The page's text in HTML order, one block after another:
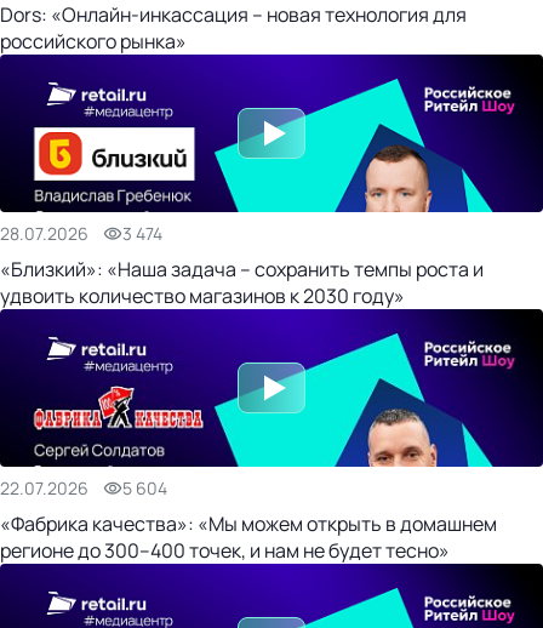
Dors: «Онлайн-инкассация – новая технология для
российского рынка»
28.07.2026 3 474
«Близкий»: «Наша задача – сохранить темпы роста и
удвоить количество магазинов к 2030 году»
22.07.2026 5 604
«Фабрика качества»: «Мы можем открыть в домашнем
регионе до 300–400 точек, и нам не будет тесно»